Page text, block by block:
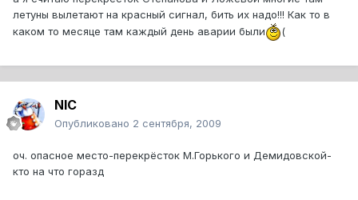
летуны вылетают на красный сигнал, бить их надо!!! Как то в
каком то месяце там каждый день аварии были
(
NIC
Опубликовано 2 сентября, 2009
оч. опасное место-перекрёсток М.Горького и Демидовской-
кто на что горазд